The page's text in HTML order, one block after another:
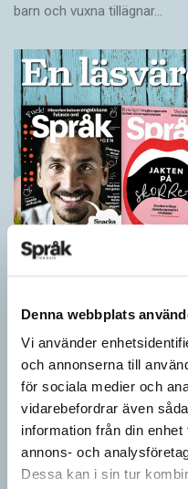
Denna webbplats
Vi använder
och annonserna till
för sociala medier och
vidarebefordrar även
information från din
annons- och
Dessa kan i sin tur
barn och vuxna tillägnar…
SPRÅKBLOGGEN
Inför påsken har vi ett riktigt
bort 3 nummer av